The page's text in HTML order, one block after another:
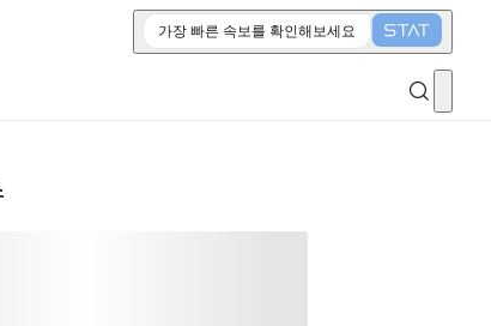
가장 빠른 속보를 확인해보세요